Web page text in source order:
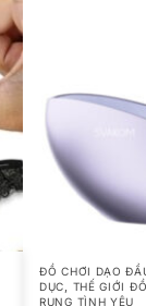
ĐỒ CHƠI DẠO
DỤC, THẾ GIỚI
RUNG TÌNH YÊU